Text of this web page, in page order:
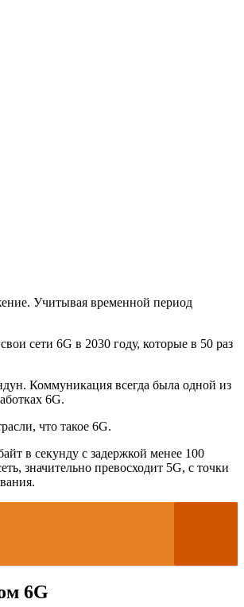
Учитывая временной период
сети 6G в 2030 году, которые в 50 раз
Коммуникация всегда была одной из
6G.
что такое 6G.
в секунду с задержкой менее 100
значительно превосходит 5G, с точки
6G